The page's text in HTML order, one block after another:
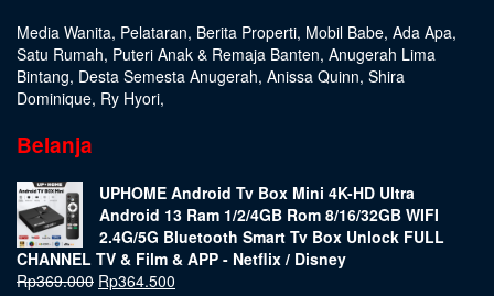
Media Wanita, Pelataran, Berita Properti, Mobil Babe, Ada Apa,
Satu Rumah, Puteri Anak & Remaja Banten, Anugerah Lima
Bintang, Desta Semesta Anugerah, Anissa Quinn, Shira
Dominique, Ry Hyori,
Belanja
UPHOME Android Tv Box Mini 4K-HD Ultra
Android 13 Ram 1/2/4GB Rom 8/16/32GB WIFI
2.4G/5G Bluetooth Smart Tv Box Unlock FULL
CHANNEL TV & Film & APP - Netflix / Disney
Rp369.000 Rp364.500